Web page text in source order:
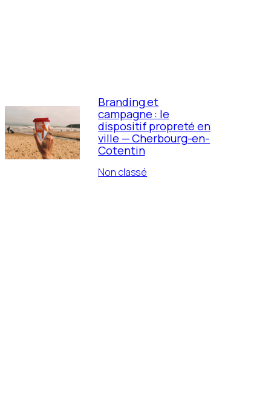
Branding et
campagne : le
dispositif propreté en
ville — Cherbourg-en-
Cotentin
Non classé